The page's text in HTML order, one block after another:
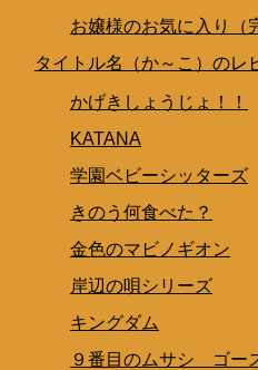
お嬢様のお気に入り（
タイトル名（か～こ）のレ
かげきしょうじょ！！
KATANA
学園ベビーシッターズ
きのう何食べた？
金色のマビノギオン
岸辺の唄シリーズ
キングダム
９番目のムサシ ゴー